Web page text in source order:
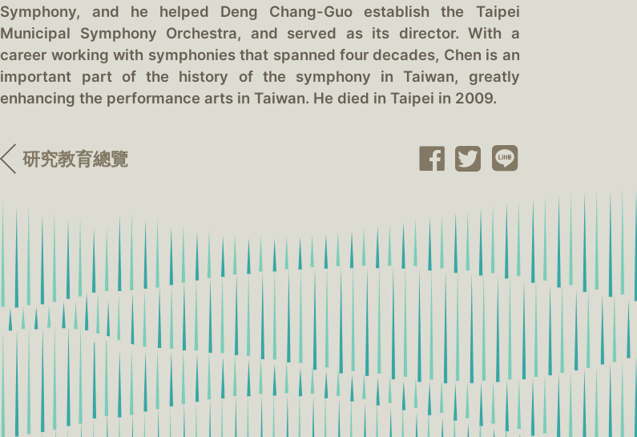
Symphony, and he helped Deng Chang-Guo establish the Taipei
Municipal Symphony Orchestra, and served as its director. With a
career working with symphonies that spanned four decades, Chen is an
important part of the history of the symphony in Taiwan, greatly
enhancing the performance arts in Taiwan. He died in Taipei in 2009.
研究教育總覽